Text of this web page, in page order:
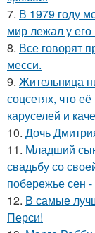
7. В 1979 году
мир лежал у его
8. Все говорят
месси.
9. Жительница
соцсетях, что
каруселей и
10. Дочь
11. Младший
свадьбу со
побережье сен -
12. В самые
Перси!